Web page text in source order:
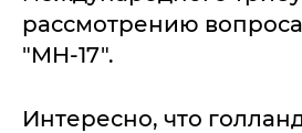
рассмотрению
"MH-17".
Интересно, что